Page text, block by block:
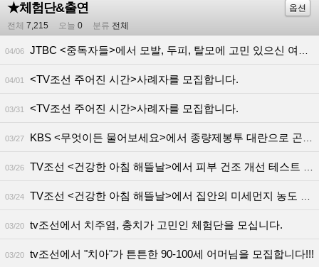
★체험단&출연
옵션
전체 7,215 오늘 0 분류 전체
04/06 JTBC <중독자들>에서 모발, 두피, 탈모에 고민 있으신 여성/주부 체험단 모십니다!
04/01 <TV조선 주어진 시간>사례자를 모집합니다.
03/31 <TV조선 주어진 시간>사례자를 모집합니다.
03/27 KBS <무엇이든 물어보세요>에서 종량제봉투 대란으로 곤란하신 사례자 분을 구합니다!
03/26 TV조선 <건강한 아침 해뜰날>에서 피부 건조 개선 테스트 참여자 모집합니다! (50~60대 여성)
03/24 TV조선 <건강한 아침 해뜰날>에서 집안의 미세먼지 농도 측정해 보실 주부님을 구합니다.
03/20 tv조선에서 치주염, 충치가 고민인 체험단을 모십니다.
03/20 tv조선에서 "치아"가 튼튼한 90-100세 어머님을 모집합니다!!!